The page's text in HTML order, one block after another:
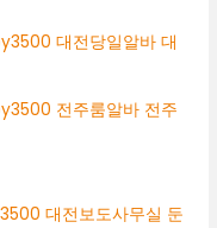
대전당일알바 대
전주룸알바 전주
대전보도사무실 둔